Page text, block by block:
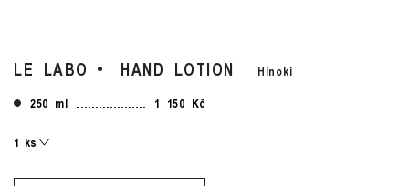
LE LABO HAND LOTION
Hinoki
250 ml
1 150 Kč